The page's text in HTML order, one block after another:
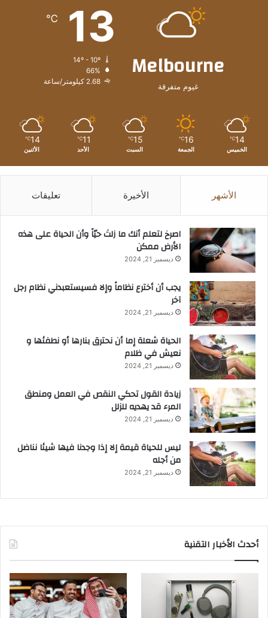
Melbourne
غيوم متفرقة
13
℃
66%
2.68 كيلومتر/ساعة
14
℃
الخميس
16
℃
الجمعة
15
℃
السبت
11
℃
الأحد
14
℃
الأثنين
الأشهر الأخيرة تعليقات
‫اصرخ لتعلم أنك ما زلتَ حيّاً وأن الحياة على هذه
الأرض ممكن
ديسمبر 21, 2024
يجب أن أخترع نظاماً وإلا فسيستعبدني نظام رجل
آخر
ديسمبر 21, 2024
الحياة شعلة إما أن نحترق بنارها أو نطفئها و
نعيش في ظلام
ديسمبر 21, 2024
زيادة القول تحكي النقص في العمل ومنطق
المرء قد يهديه للزلل
ديسمبر 21, 2024
ليس للحياة قيمة إلا إذا وجدنا فيها شيئا نناضل
من أجله
ديسمبر 21, 2024
أحدث الأخبار التقنية